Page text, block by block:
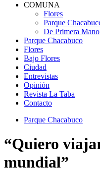
COMUNA
Flores
Parque
De Primera Mano
Parque Chacabuco
Flores
Bajo Flores
Ciudad
Entrevistas
Opinión
Revista La Taba
Contacto
Parque Chacabuco
“Quiero
mundial”